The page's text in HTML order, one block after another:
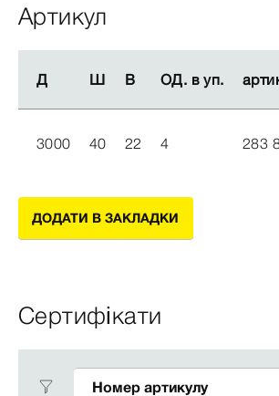
Артикул
Д Ш В ОД. в уп.
Д Ш В ОД. в уп.
3000 40 22 4 283
ДОДАТИ В ЗАКЛАДКИ
Сертифікати